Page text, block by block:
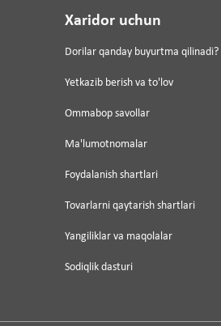
Xaridor uchun
Dorilar qanday buyurtma qilinadi?
Yetkazib berish va to'lov
Ommabop savollar
Ma'lumotnomalar
Foydalanish shartlari
Tovarlarni qaytarish shartlari
Yangiliklar va maqolalar
Sodiqlik dasturi